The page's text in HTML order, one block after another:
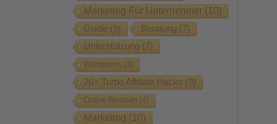
Marketing Für Unternehmer(10)
Guide (9) Beratung (7)
Unterstützung (7)
Wordpress (3)
20+ Turbo Affiliate Hacks (9)
Online-Nischen (4)
Marketing (10)